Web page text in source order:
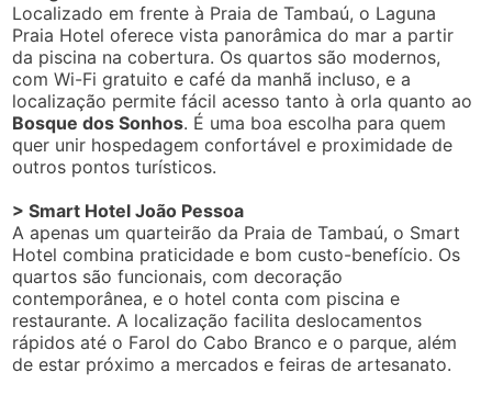
Localizado em frente à Praia de Tambaú, o Laguna
Praia Hotel oferece vista panorâmica do mar a partir
da piscina na cobertura. Os quartos são modernos,
com Wi-Fi gratuito e café da manhã incluso, e a
localização permite fácil acesso tanto à orla quanto ao
Bosque dos Sonhos. É uma boa escolha para quem
quer unir hospedagem confortável e proximidade de
outros pontos turísticos.
> Smart Hotel João Pessoa
A apenas um quarteirão da Praia de Tambaú, o Smart
Hotel combina praticidade e bom custo-benefício. Os
quartos são funcionais, com decoração
contemporânea, e o hotel conta com piscina e
restaurante. A localização facilita deslocamentos
rápidos até o Farol do Cabo Branco e o parque, além
de estar próximo a mercados e feiras de artesanato.